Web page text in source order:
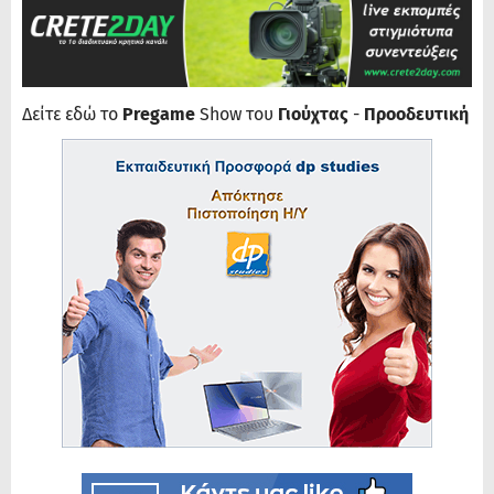
Δείτε εδώ το Pregame Show του Γιούχτας - Προοδευτική